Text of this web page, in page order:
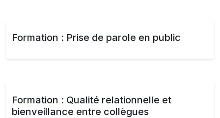
Formation : Prise de parole en public
Formation : Qualité relationnelle et
bienveillance entre collègues